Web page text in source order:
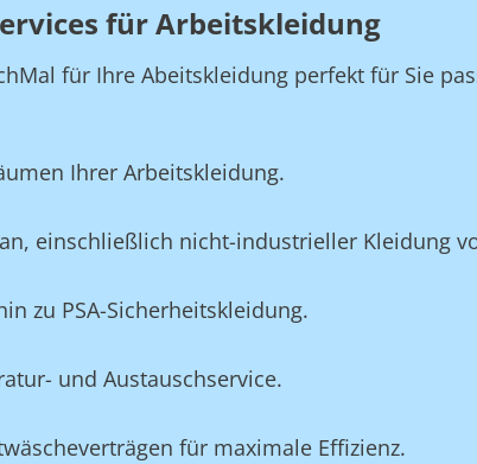
für Arbeitskleidung
für Ihre Abeitskleidung perfekt für Sie
Ihrer Arbeitskleidung.
einschließlich nicht-industrieller Kleidung
zu PSA-Sicherheitskleidung.
und Austauschservice.
für maximale Effizienz.